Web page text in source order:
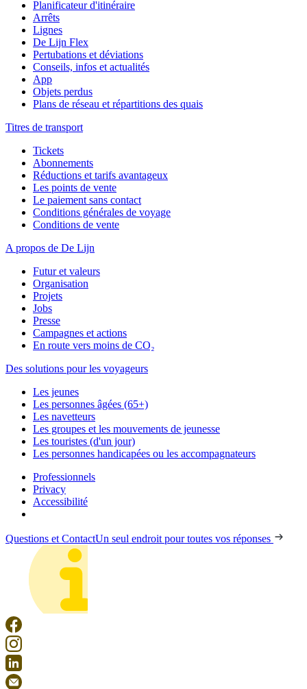
Planificateur d'itinéraire
Arrêts
Lignes
De Lijn Flex
Pertubations et déviations
Conseils, infos et actualités
App
Objets perdus
Plans de réseau et répartitions des quais
Titres de transport
Tickets
Abonnements
Réductions et tarifs avantageux
Les points de vente
Le paiement sans contact
Conditions générales de voyage
Conditions de vente
A propos de De Lijn
Futur et valeurs
Organisation
Projets
Jobs
Presse
Campagnes et actions
En route vers moins de CO₂
Des solutions pour les voyageurs
Les jeunes
Les personnes âgées (65+)
Les navetteurs
Les groupes et les mouvements de jeunesse
Les touristes (d'un jour)
Les personnes handicapées ou les accompagnateurs
Professionnels
Privacy
Accessibilité
Questions et ContactUn seul endroit pour toutes vos réponses